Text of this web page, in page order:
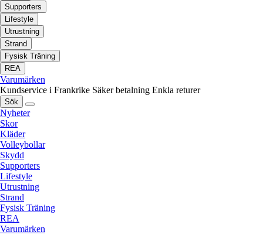
Supporters
Lifestyle
Utrustning
Strand
Fysisk Träning
REA
Varumärken
Kundservice i Frankrike Säker betalning Enkla returer
Sök
Nyheter
Skor
Kläder
Volleybollar
Skydd
Supporters
Lifestyle
Utrustning
Strand
Fysisk Träning
REA
Varumärken